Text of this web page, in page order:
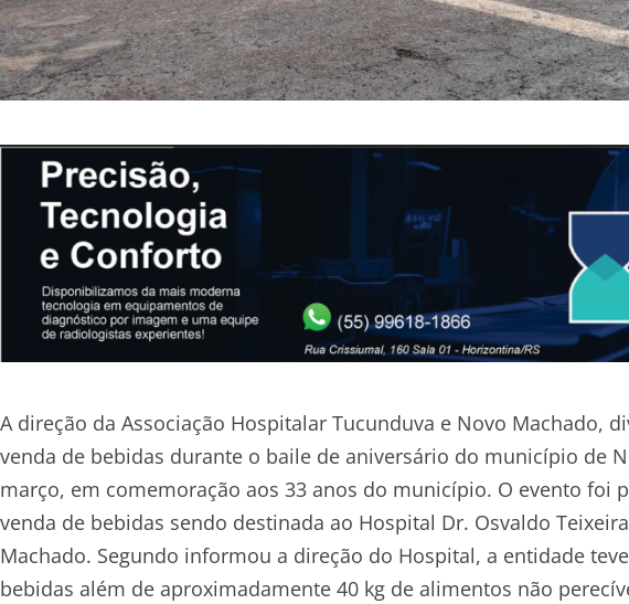
A direção da Associação Hospitalar Tucunduva e Novo Machado,
venda de bebidas durante o baile de aniversário do município de
março, em comemoração aos 33 anos do município. O evento foi
venda de bebidas sendo destinada ao Hospital Dr. Osvaldo
Machado. Segundo informou a direção do Hospital, a entidade
bebidas além de aproximadamente 40 kg de alimentos não